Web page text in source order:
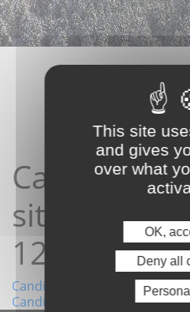
site 10/10/
12:12:11
Navigation
Candidature depuis le site 08/
Candidature depuis le site 18/
This site
and gives
over what
OK,
Deny all